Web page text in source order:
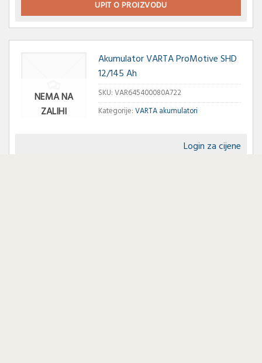
UPIT O PROIZVODU
NEMA NA
ZALIHI
Akumulator VARTA ProMotive SHD
12/145 Ah
SKU:VAR645400080A722
Kategorije:VARTA akumulatori
Login za cijene